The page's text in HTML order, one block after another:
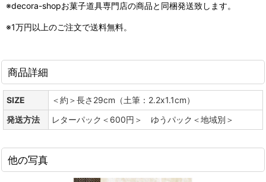
※decora-shopお菓子道具専門店の商品と同梱発送致します。
※1万円以上のご注文で送料無料。
商品詳細
SIZE
＜約＞長さ29cm（土筆：2.2x1.1cm）
発送方法
レターパック＜600円＞ ゆうパック＜地域別＞
他の写真